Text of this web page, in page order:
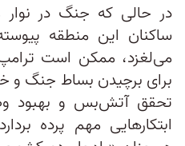
در حالی که جنگ در نوار
ساکنان این منطقه
می‌لغزد، ممکن است
برای برچیدن بساط جنگ و
تحقق آتش‌بس و بهبود
ابتکارهایی مهم پرده